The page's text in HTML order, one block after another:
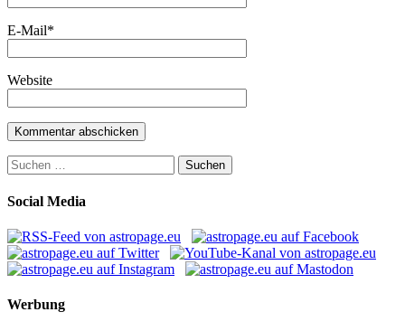
E-Mail*
Website
Suchen
nach:
Social Media
Werbung